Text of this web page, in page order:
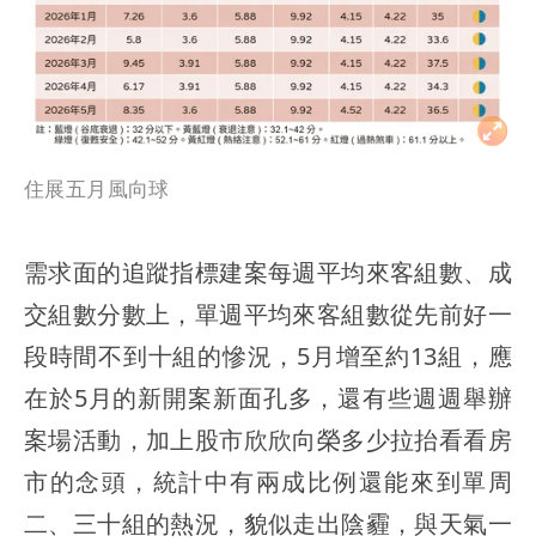
住展五月風向球
需求面的追蹤指標建案每週平均來客組數、成
交組數分數上，單週平均來客組數從先前好一
段時間不到十組的慘況，5月增至約13組，應
在於5月的新開案新面孔多，還有些週週舉辦
案場活動，加上股市欣欣向榮多少拉抬看看房
市的念頭，統計中有兩成比例還能來到單周
二、三十組的熱況，貌似走出陰霾，與天氣一